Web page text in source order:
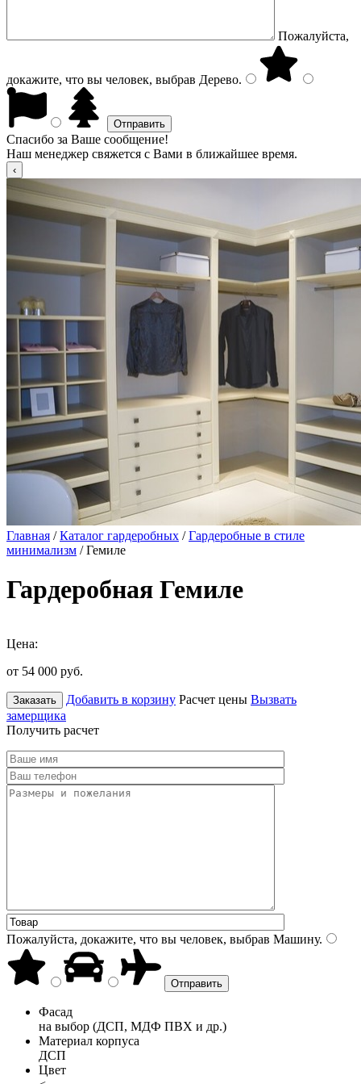
Пожалуйста,
докажите, что вы человек, выбрав Дерево.
Спасибо за Ваше сообщение!
Наш менеджер свяжется с Вами в ближайшее время.
Главная /Каталог гардеробных /Гардеробные в стиле
минимализм / Гемиле
Гардеробная Гемиле
Цена:
от 54 000 руб.
Заказать Добавить в корзину Расчет цены Вызвать
замерщика
Получить расчет
Пожалуйста, докажите, что вы человек, выбрав Машину.
Фасад
на выбор (ДСП, МДФ ПВХ и др.)
Материал корпуса
ДСП
Цвет